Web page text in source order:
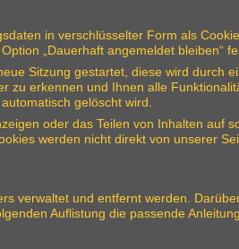
in verschlüsselter Form als
„Dauerhaft angemeldet bleiben“
Sitzung gestartet, diese wird durch
zu erkennen und Ihnen alle
gelöscht wird.
oder das Teilen von Inhalten auf
werden nicht direkt von unserer
verwaltet und entfernt werden.
Auflistung die passende